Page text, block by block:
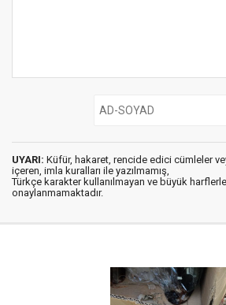
UYARI: Küfür, hakaret, rencide edici cümleler
içeren, imla kuralları ile yazılmamış,
Türkçe karakter kullanılmayan ve büyük
onaylanmamaktadır.